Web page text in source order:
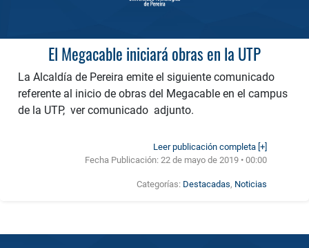
El Megacable iniciará obras en la UTP
La Alcaldía de Pereira emite el siguiente comunicado
referente al inicio de obras del Megacable en el campus
de la UTP, ver comunicado adjunto.
Leer publicación completa [+]
Fecha Publicación:22 de mayo de 2019 • 00:00
Categorías: Destacadas, Noticias